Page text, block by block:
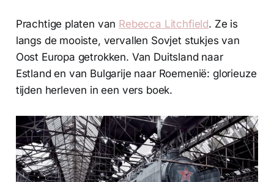
Prachtige platen van Rebecca Litchfield. Ze is
langs de mooiste, vervallen Sovjet stukjes van
Oost Europa getrokken. Van Duitsland naar
Estland en van Bulgarije naar Roemenië: glorieuze
tijden herleven in een vers boek.